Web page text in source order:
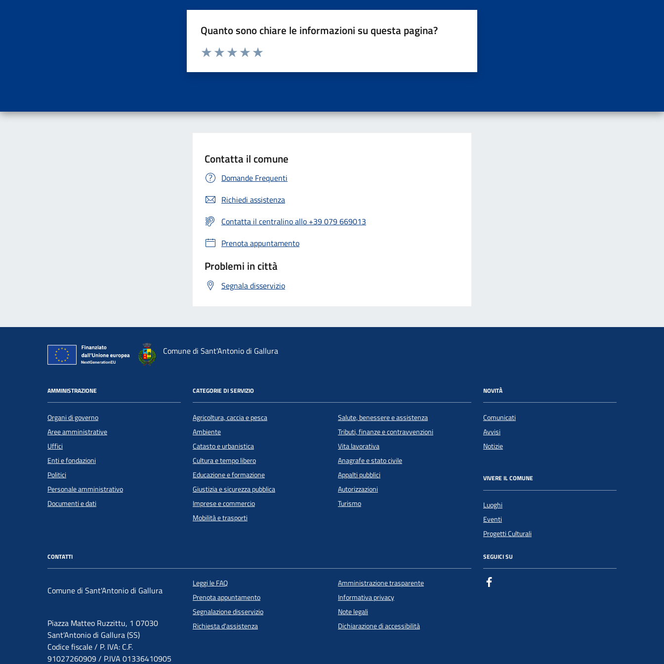
Quanto sono chiare le informazioni su questa pagina?
Valuta da 1 a 5 stelle la pagina
Contatta il comune
Domande Frequenti
Richiedi assistenza
Contatta il centralino allo +39 079 669013
Prenota appuntamento
Problemi in città
Segnala disservizio
Comune di Sant'Antonio di Gallura
AMMINISTRAZIONE
Organi di governo
Aree amministrative
Uffici
Enti e fondazioni
Politici
Personale amministrativo
Documenti e dati
CATEGORIE DI SERVIZIO
Agricoltura, caccia e pesca
Ambiente
Catasto e urbanistica
Cultura e tempo libero
Educazione e formazione
Giustizia e sicurezza pubblica
Imprese e commercio
Mobilità e trasporti
Salute, benessere e assistenza
Tributi, finanze e contravvenzioni
Vita lavorativa
Anagrafe e stato civile
Appalti pubblici
Autorizzazioni
Turismo
NOVITÀ
Comunicati
Avvisi
Notizie
VIVERE IL COMUNE
Luoghi
Eventi
Progetti Culturali
CONTATTI
Comune di Sant'Antonio di Gallura
Piazza Matteo Ruzzittu, 1 07030
Sant'Antonio di Gallura (SS)
Codice fiscale / P. IVA: C.F.
91027260909 / P.IVA 01336410905
Leggi le FAQ
Prenota appuntamento
Segnalazione disservizio
Richiesta d'assistenza
Amministrazione trasparente
Informativa privacy
Note legali
Dichiarazione di accessibilità
SEGUICI SU